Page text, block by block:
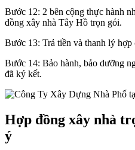
Bước 12: 2 bên cộng thực hành
đồng xây nhà Tây Hồ trọn gói.
Bước 13: Trả tiền và thanh lý hợp
Bước 14: Bảo hành, bảo dưỡng
đã ký kết.
Hợp đồng xây nhà
ý